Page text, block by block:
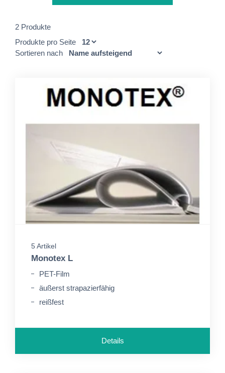
2 Produkte
Produkte pro Seite
Sortieren nach
5 Artikel
Monotex L
PET-Film
äußerst strapazierfähig
reißfest
Details